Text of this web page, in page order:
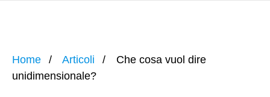
Home Articoli
Che cosa vuol dire
unidimensionale?